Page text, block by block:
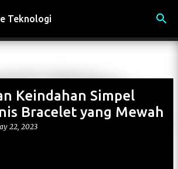
Skip to main content
Teknologi
Keindahan Simpel
Bracelet yang Mewah
22, 2023